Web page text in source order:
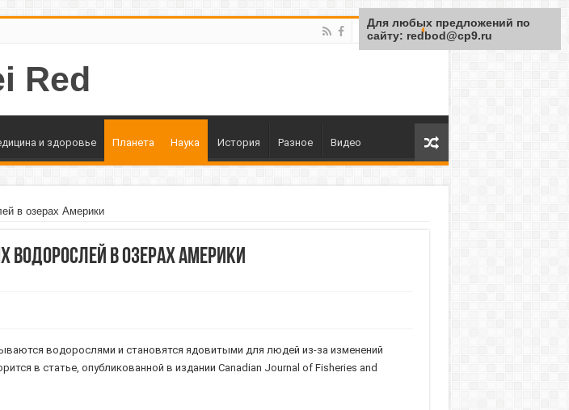
Red
и здоровье Планета Наука История Разное Видео
в озерах Америки
водорослей в озерах Америки
водорослями и становятся ядовитыми для людей из-за изменений
в статье, опубликованной в издании Canadian Journal of Fisheries and
Для любых предложений по
сайту: redbod@cp9.ru